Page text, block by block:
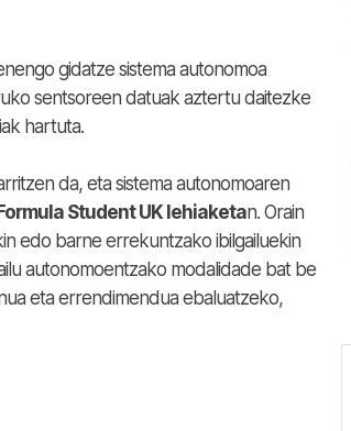
gidatze sistema autonomoa
sentsoreen datuak aztertu daitezke
hartuta.
da, eta sistema autonomoaren
Formula Student UK lehiaketan. Orain
edo barne errekuntzako ibilgailuekin
autonomoentzako modalidade bat be
eta errendimendua ebaluatzeko,